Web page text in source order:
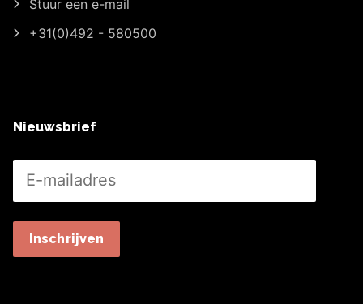
Stuur een e-mail
+31(0)492 - 580500
Nieuwsbrief